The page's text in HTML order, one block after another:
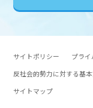
サイトポリシー プラ
反社会的勢力に対する基
サイトマップ